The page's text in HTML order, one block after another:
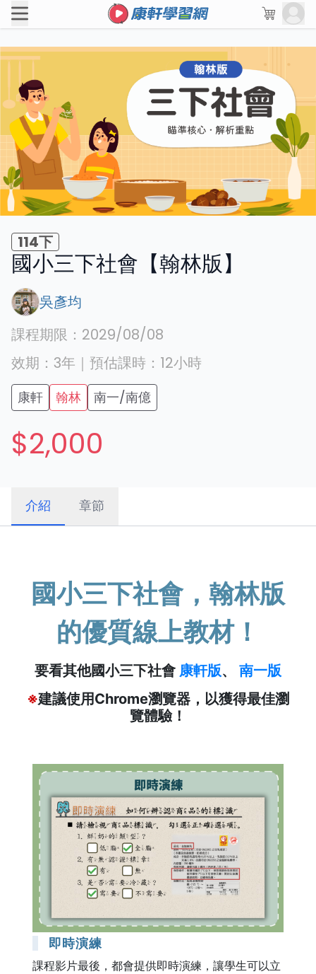
114下
國小三下社會【翰林版】
吳彥均
課程期限： 2029/08/08
效期： 3年 ｜ 預估課時： 12小時
康軒 翰林 南一/南億
$2,000
介紹 章節
國小三下社會，翰林版
的優質線上教材！
要看其他國小三下社會 康軒版、 南一版
※建議使用Chrome瀏覽器，以獲得最佳瀏
覽體驗！
即時演練
課程影片最後，都會提供即時演練，讓學生可以立